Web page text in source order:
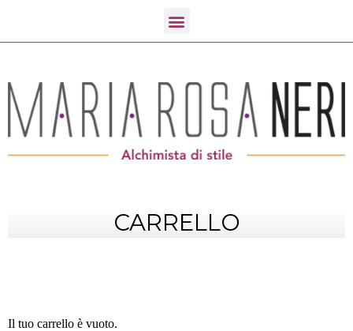
CARRELLO
Il tuo carrello è vuoto.